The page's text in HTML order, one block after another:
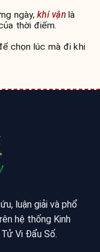
ngày, khí vậnlà
thời điểm.
chọn lúc mà đi khi
luận giải và phổ
hệ thống Kinh
Tử Vi Đẩu Số.